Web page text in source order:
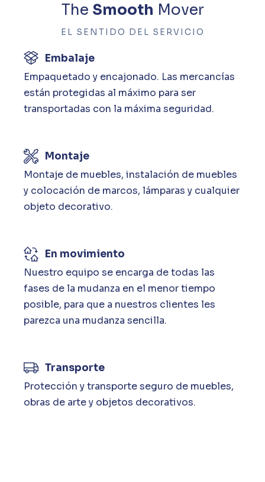
The Smooth Mover
EL SENTIDO DEL SERVICIO
Embalaje
Empaquetado y encajonado. Las mercancías
están protegidas al máximo para ser
transportadas con la máxima seguridad.
Montaje
Montaje de muebles, instalación de muebles
y colocación de marcos, lámparas y cualquier
objeto decorativo.
En movimiento
Nuestro equipo se encarga de todas las
fases de la mudanza en el menor tiempo
posible, para que a nuestros clientes les
parezca una mudanza sencilla.
Transporte
Protección y transporte seguro de muebles,
obras de arte y objetos decorativos.